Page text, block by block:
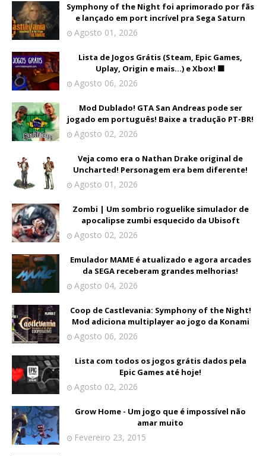
Symphony of the Night foi aprimorado por fãs
e lançado em port incrível pra Sega Saturn
Agosto 01, 2026
Lista de Jogos Grátis (Steam, Epic Games,
Uplay, Origin e mais...) e Xbox! 🟩
Agosto 06, 2026
Mod Dublado! GTA San Andreas pode ser
jogado em português! Baixe a tradução PT-BR!
Agosto 02, 2026
Veja como era o Nathan Drake original de
Uncharted! Personagem era bem diferente!
Agosto 01, 2026
Zombi | Um sombrio roguelike simulador de
apocalipse zumbi esquecido da Ubisoft
Agosto 02, 2026
Emulador MAME é atualizado e agora arcades
da SEGA receberam grandes melhorias!
Agosto 04, 2026
Coop de Castlevania: Symphony of the Night!
Mod adiciona multiplayer ao jogo da Konami
Agosto 06, 2026
Lista com todos os jogos grátis dados pela
Epic Games até hoje!
Agosto 02, 2026
Grow Home - Um jogo que é impossível não
amar muito
Fevereiro 23, 2015